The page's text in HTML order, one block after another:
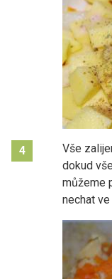
4
Vše
dokud
můžeme
nechat